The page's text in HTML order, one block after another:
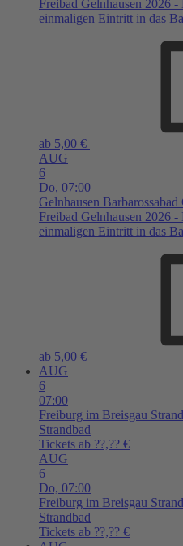
Freibad Gelnhausen 2026
einmaligen Eintritt in das
ab 5,00 €
AUG
6
Do, 07:00
Gelnhausen Barbarossabad
Freibad Gelnhausen 2026
einmaligen Eintritt in das
ab 5,00 €
AUG
6
07:00
Freiburg im Breisgau
Strandbad
Tickets ab ??,?? €
AUG
6
Do, 07:00
Freiburg im Breisgau
Strandbad
Tickets ab ??,?? €